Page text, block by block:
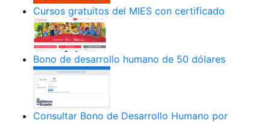
Cursos gratuitos del MIES con certificado
Bono de desarrollo humano de 50 dólares
Consultar Bono de Desarrollo Humano por